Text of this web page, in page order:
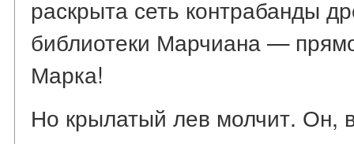
раскрыта сеть контрабанды
библиотеки Марчиана —
Марка!
Но крылатый лев молчит. Он,